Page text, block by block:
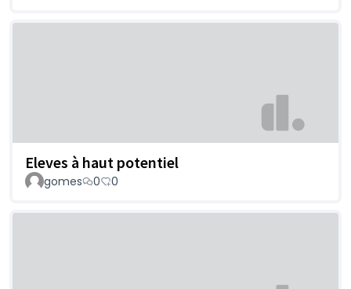
Eleves à haut potentiel
gomes 0 0